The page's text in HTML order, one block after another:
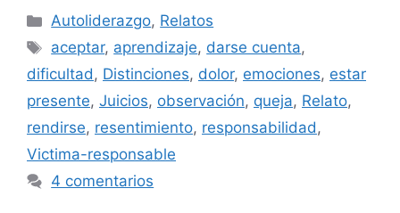
Categorías
Autoliderazgo, Relatos
Etiquetas
aceptar, aprendizaje, darse cuenta,
dificultad, Distinciones, dolor, emociones, estar
presente, Juicios, observación, queja, Relato,
rendirse, resentimiento, responsabilidad,
Victima-responsable
4 comentarios